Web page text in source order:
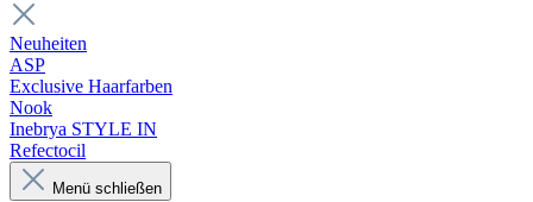
Neuheiten
ASP
Exclusive Haarfarben
Nook
Inebrya STYLE IN
Refectocil
Menü schließen